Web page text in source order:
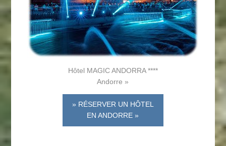
Hôtel MAGIC ANDORRA ****
Andorre »
» RÉSERVER UN HÔTEL
EN ANDORRE »